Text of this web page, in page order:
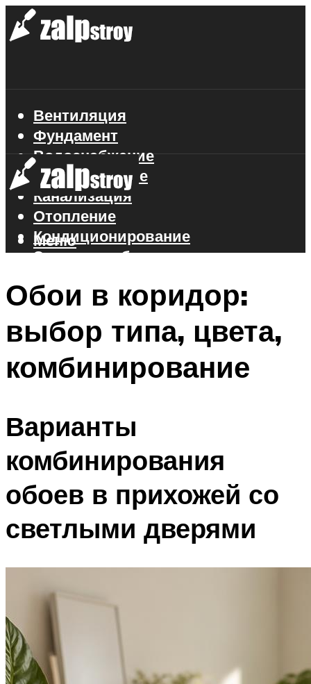
Вентиляция
Фундамент
Водоснабжение
Газоснабжение
Канализация
Отопление
Кондиционирование
Электроснабжение
Меню
Меню
Обои в коридор:
выбор типа, цвета,
комбинирование
Варианты
комбинирования
обоев в прихожей со
светлыми дверями